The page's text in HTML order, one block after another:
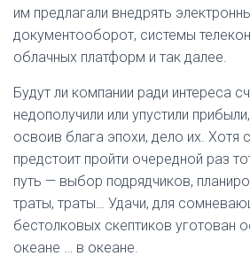
им предлагали внедрять
документооборот, системы
облачных платформ и так далее.
Будут ли компании ради интереса
недополучили или упустили
освоив блага эпохи, дело их. Хотя
предстоит пройти очередной раз
путь — выбор подрядчиков,
траты, траты… Удачи, для
бестолковых скептиков уготован
океане … в океане.